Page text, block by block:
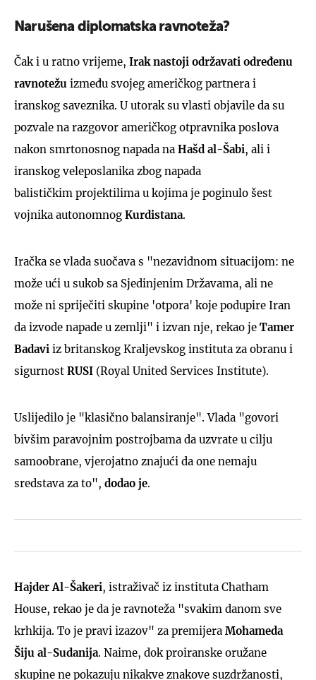
Narušena diplomatska ravnoteža?
Čak i u ratno vrijeme, Irak nastoji održavati određenu
ravnotežu između svojeg američkog partnera i
iranskog saveznika. U utorak su vlasti objavile da su
pozvale na razgovor američkog otpravnika poslova
nakon smrtonosnog napada na Hašd al-Šabi, ali i
iranskog veleposlanika zbog napada
balističkim projektilima u kojima je poginulo šest
vojnika autonomnog Kurdistana.
Iračka se vlada suočava s "nezavidnom situacijom: ne
može ući u sukob sa Sjedinjenim Državama, ali ne
može ni spriječiti skupine 'otpora' koje podupire Iran
da izvode napade u zemlji" i izvan nje, rekao je Tamer
Badavi iz britanskog Kraljevskog instituta za obranu i
sigurnost RUSI (Royal United Services Institute).
Uslijedilo je "klasično balansiranje". Vlada "govori
bivšim paravojnim postrojbama da uzvrate u cilju
samoobrane, vjerojatno znajući da one nemaju
sredstava za to", dodao je.
Hajder Al-Šakeri, istraživač iz instituta Chatham
House, rekao je da je ravnoteža "svakim danom sve
krhkija. To je pravi izazov" za premijera Mohameda
Šiju al-Sudanija. Naime, dok proiranske oružane
skupine ne pokazuju nikakve znakove suzdržanosti,